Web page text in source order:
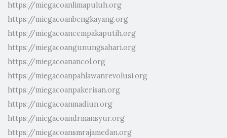
https://miegacoanlimapuluh.org
https://miegacoanbengkayang.org
https://miegacoancempakaputih.org
https://miegacoangunungsahari.org
https://miegacoanancol.org
https://miegacoanpahlawanrevolusi.org
https://miegacoanpakerisan.org
https://miegacoanmadiun.org
https://miegacoandrmansyur.org
https://miegacoansmrajamedan.org